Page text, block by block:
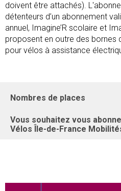
doivent être attachés).
détenteurs d’un abonnement
annuel, Imagine’R scolaire et
proposent en outre des bornes
pour vélos à assistance
Nombres de places
Vous souhaitez vous
Vélos Île-de-France